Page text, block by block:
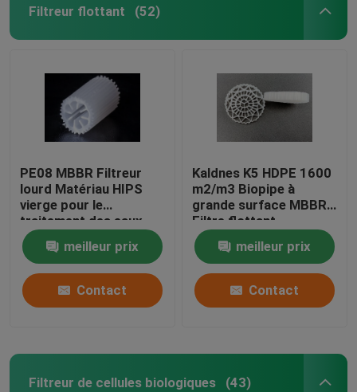
Filtreur flottant (52)
PE08 MBBR Filtreur
lourd Matériau HIPS
vierge pour le
traitement des eaux
usées Matériau de
biomasse de couleur
blanche
meilleur prix
Contact
Kaldnes K5 HDPE 1600
m2/m3 Biopipe à
grande surface MBBR
Filtre flottant
meilleur prix
Contact
Filtreur de cellules biologiques (43)